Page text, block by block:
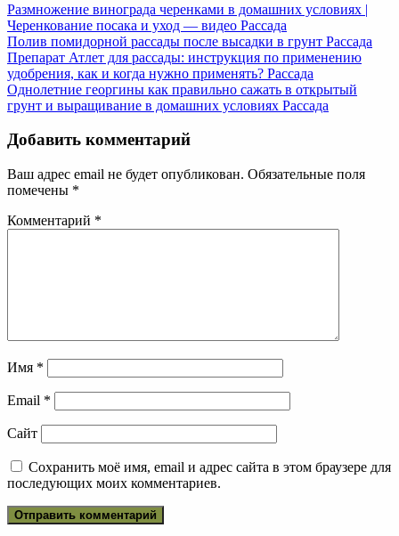
Размножение винограда черенками в домашних условиях |
Черенкование посака и уход — видео Рассада
Полив помидорной рассады после высадки в грунт Рассада
Препарат Атлет для рассады: инструкция по применению
удобрения, как и когда нужно применять? Рассада
Однолетние георгины как правильно сажать в открытый
грунт и выращивание в домашних условиях Рассада
Добавить комментарий
Ваш адрес email не будет опубликован. Обязательные поля
помечены *
Комментарий *
Имя *
Email *
Сайт
Сохранить моё имя, email и адрес сайта в этом браузере для
последующих моих комментариев.